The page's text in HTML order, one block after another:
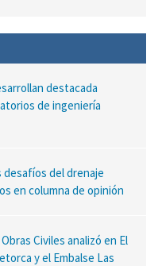
destacada
de ingeniería
desafíos del drenaje
en columna de opinión
Civiles analizó en El
y el Embalse Las